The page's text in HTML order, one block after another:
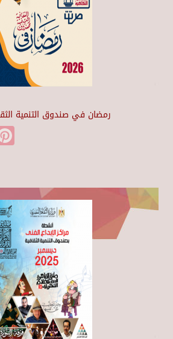
رمضان في صندوق التنمية